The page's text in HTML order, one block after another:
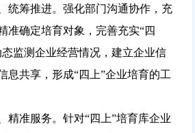
筹推进。强化部门沟通协作，充
准确定培育对象，完善充实“四
态监测企业经营情况，建立企业信
息共享，形成“四上”企业培育的工
准服务。针对“四上”培育库企业